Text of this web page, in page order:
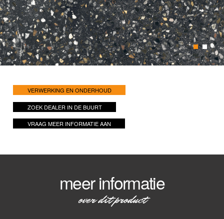
VERWERKING EN ONDERHOUD
ZOEK DEALER IN DE BUURT
VRAAG MEER INFORMATIE AAN
meer informatie
over dit product